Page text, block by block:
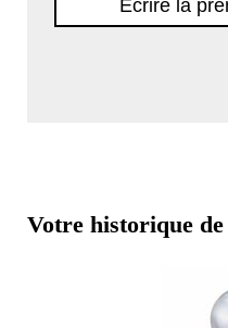
Écrire la
Votre historique